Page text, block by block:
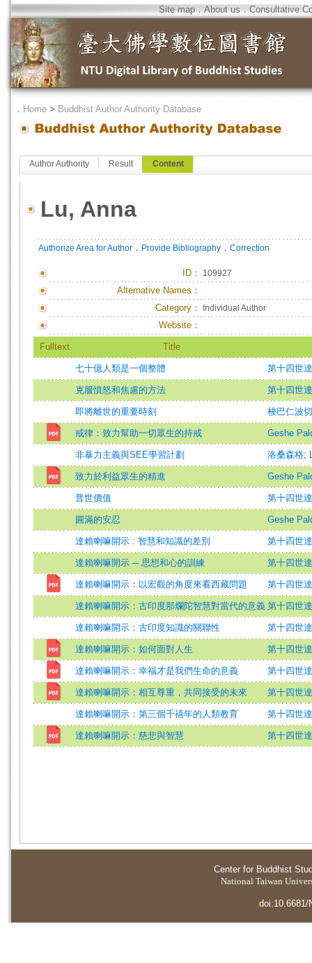
Site map．About us．Consultative
． Home > Buddhist Author Authority Database
Author Authority Result Content
Lu, Anna
Authorize Area for Author ． Provide Bibliography ． Correction
ID ： 109927
Alternative Names：
Category：
Individual Author
Website：
Fulltext Title
七十億人類是一個整體 第十四世
克服憤怒和焦慮的方法 第十四世
即將離世的重要時刻 梭巴仁波切
戒律：致力幫助一切眾生的持戒 Geshe
非暴力主義與SEE學習計劃 洛桑森格;
致力於利益眾生的精進 Geshe
普世價值 第十四世
圓滿的安忍 Geshe
達賴喇嘛開示 : 智慧和知識的差別 第十四世
達賴喇嘛開示 ─ 思想和心的訓練 第十四世
達賴喇嘛開示：以宏觀的角度來看西藏問題 第十四世
達賴喇嘛開示：古印度那爛陀智慧對當代的意義 第十四世
達賴喇嘛開示：古印度知識的關聯性 第十四世
達賴喇嘛開示：如何面對人生 第十四世
達賴喇嘛開示：幸福才是我們生命的意義 第十四世
達賴喇嘛開示：相互尊重，共同接受的未來 第十四世
達賴喇嘛開示：第三個千禧年的人類教育 第十四世
達賴喇嘛開示：慈悲與智慧 第十四世
Center for Buddhist
National Taiwan
doi:10.6681/